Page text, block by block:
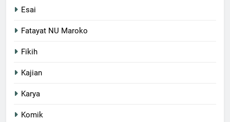
Esai
Fatayat NU Maroko
Fikih
Kajian
Karya
Komik